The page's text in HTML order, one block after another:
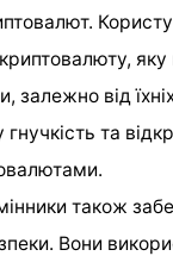
яку
залежно від
та
також
Вони